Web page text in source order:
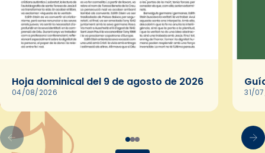
Hoja dominical del 9 de agosto de 2026
04/08/2026 31/